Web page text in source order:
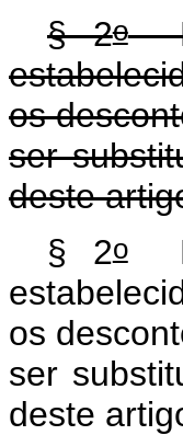
§ 2o
os
ser
deste
§ 2o
os
ser
deste